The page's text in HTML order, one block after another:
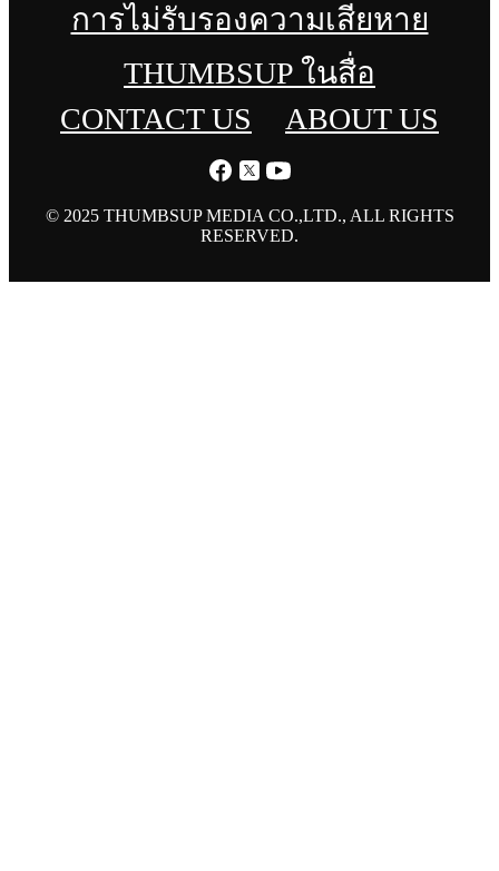
การไม่รับรองความเสียหาย
THUMBSUP ในสื่อ
CONTACT US
ABOUT US
© 2025 THUMBSUP MEDIA CO.,LTD., ALL RIGHTS
RESERVED.